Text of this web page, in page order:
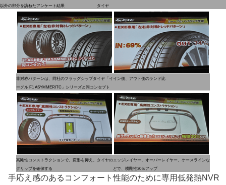
以外の部分を訪ねたアンケート結果
タイヤ
非対称パターンは、同社のフラッグシップタイヤ「イ
ーグル F1 ASYMMERITC」シリーズと同コンセプト
イン側、アウト側のランド比
高剛性コンストラクションで、変形を抑え、タイヤの
グリップを確保する
エッジレイヤー、オーバーレイヤー、ケースラインな
どで、横剛性30％アップ
手応え感のあるコンフォート性能のために専用低発熱NVR